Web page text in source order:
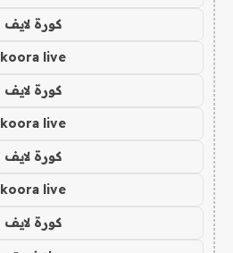
كورة لايف
koora live
كورة لايف
koora live
كورة لايف
koora live
كورة لايف